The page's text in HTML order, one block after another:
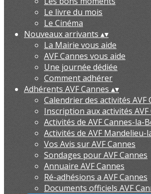
Le livre du mois
Le Cinéma
Nouveaux arrivants ▴▾
La Mairie vous aide
AVF Cannes vous aide
Une journée dédiée
Comment adhérer
Adhérents AVF Cannes ▴▾
Calendrier des activités AVF
Inscription aux activités AVF
Activités de AVF Cannes-la-
Activités de AVF Mandelieu-
Vos Avis sur AVF Cannes
Sondages pour AVF Cannes
Annuaire AVF Cannes
Ré-adhésions a AVF Cannes
Documents officiels AVF